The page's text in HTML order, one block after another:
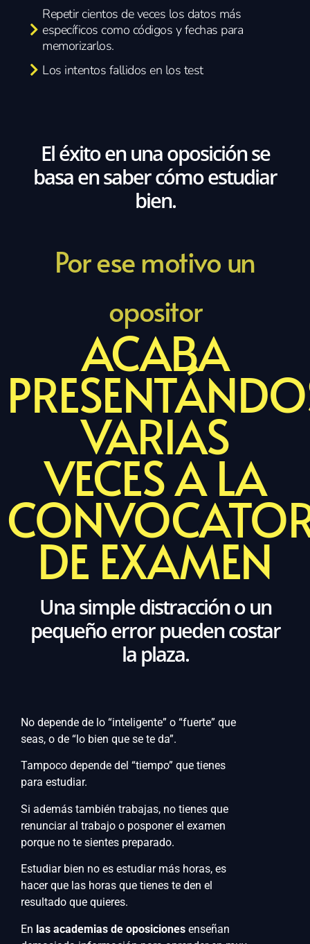
Repetir cientos de veces los datos más
específicos como códigos y fechas para
memorizarlos.
Los intentos fallidos en los test
El éxito en una oposición se
basa en saber cómo estudiar
bien.
Por ese motivo un
opositor
ACABA
VARIAS
VECES A LA
DE EXAMEN
Una simple distracción o un
pequeño error pueden costar
la plaza.
No depende de lo “inteligente” o “fuerte” que
seas, o de “lo bien que se te da”.
Tampoco depende del “tiempo” que tienes
para estudiar.
Si además también trabajas, no tienes que
renunciar al trabajo o posponer el examen
porque no te sientes preparado.
Estudiar bien no es estudiar más horas, es
hacer que las horas que tienes te den el
resultado que quieres.
En las academias de oposiciones enseñan